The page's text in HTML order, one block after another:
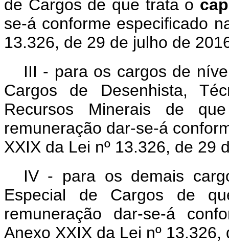
de Cargos de que trata o
se-á conforme especificado
13.326, de 29 de julho de
III - para os cargos de
Cargos de Desenhista,
Recursos Minerais de
remuneração dar-se-á
XXIX da Lei nº 13.326, de 29
IV - para os demais
Especial de Cargos de
remuneração dar-se-á
Anexo XXIX da Lei nº